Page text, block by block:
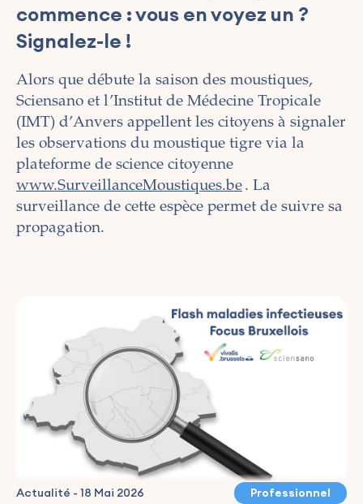
commence : vous en voyez un ?
Signalez-le !
Alors que débute la saison des moustiques,
Sciensano et l’Institut de Médecine Tropicale
(IMT) d’Anvers appellent les citoyens à signaler
les observations du moustique tigre via la
plateforme de science citoyenne
www.SurveillanceMoustiques.be . La
surveillance de cette espèce permet de suivre sa
propagation.
Actualité - 18 Mai 2026 Professionnel